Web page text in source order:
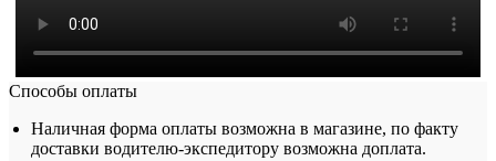
Способы оплаты
Наличная форма оплаты возможна в магазине, по факту
доставки водителю-экспедитору возможна доплата.